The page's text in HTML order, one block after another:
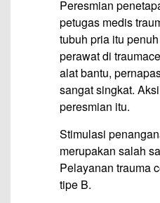
Peresmian
petugas medis
tubuh pria itu
perawat di
alat bantu,
sangat singkat.
peresmian itu.
Stimulasi
merupakan salah
Pelayanan trauma
tipe B.